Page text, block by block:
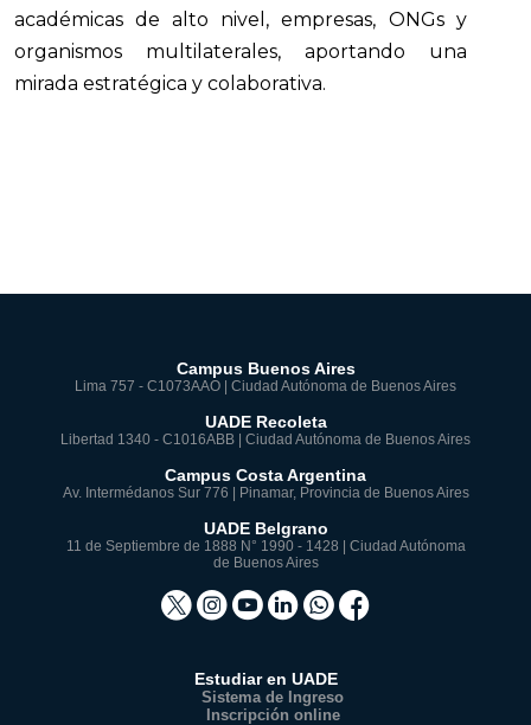
académicas de alto nivel, empresas, ONGs y
organismos multilaterales, aportando una
mirada estratégica y colaborativa.
Campus Buenos Aires
Lima 757 - C1073AAO | Ciudad Autónoma de Buenos Aires
UADE Recoleta
Libertad 1340 - C1016ABB | Ciudad Autónoma de Buenos Aires
Campus Costa Argentina
Av. Intermédanos Sur 776 | Pinamar, Provincia de Buenos Aires
UADE Belgrano
11 de Septiembre de 1888 N° 1990 - 1428 | Ciudad Autónoma
de Buenos Aires
Estudiar en UADE
Sistema de Ingreso
Inscripción online